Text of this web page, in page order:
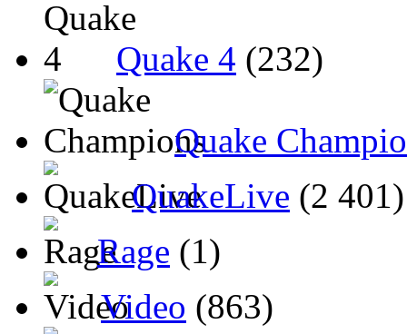
Quake 4 (232)
Quake
QuakeLive (2 401)
Rage (1)
Video (863)